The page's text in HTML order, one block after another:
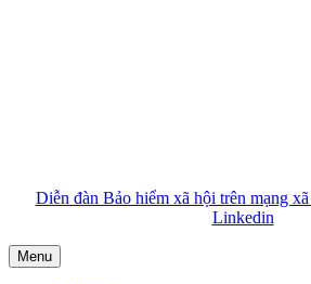
Diễn đàn Bảo hiểm xã hội trên mạng
Linkedin
Menu